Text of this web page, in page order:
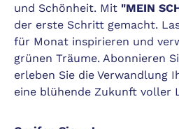
und Schönheit. Mit "MEIN
der erste Schritt gemacht.
für Monat inspirieren und
grünen Träume. Abonnieren
erleben Sie die Verwandlung
eine blühende Zukunft voller